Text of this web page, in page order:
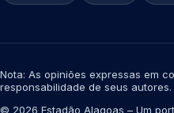
Nota: As opiniões expressas em
responsabilidade de seus autores.
© 2026 Estadão Alagoas – Um